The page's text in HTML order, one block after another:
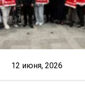
12 июня, 2026